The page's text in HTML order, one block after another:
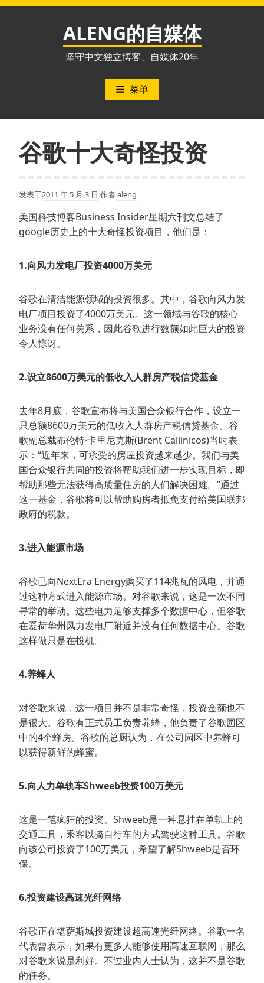
跳
ALENG的自媒体
坚守中文独立博客、自媒体20年
菜单
谷歌十大奇怪投资
发表于2011 年 5 月 3 日 作者aleng
美国科技博客Business Insider星期六刊文总结了
google历史上的十大奇怪投资项目，他们是：
1.向风力发电厂投资4000万美元
谷歌在清洁能源领域的投资很多。其中，谷歌向风力发
电厂项目投资了4000万美元。这一领域与谷歌的核心
业务没有任何关系，因此谷歌进行数额如此巨大的投资
令人惊讶。
2.设立8600万美元的低收入人群房产税信贷基金
去年8月底，谷歌宣布将与美国合众银行合作，设立一
只总额8600万美元的低收入人群房产税信贷基金。谷
歌副总裁布伦特·卡里尼克斯(Brent Callinicos)当时表
示：“近年来，可承受的房屋投资越来越少。我们与美
国合众银行共同的投资将帮助我们进一步实现目标，即
帮助那些无法获得高质量住房的人们解决困难。”通过
这一基金，谷歌将可以帮助购房者抵免支付给美国联邦
政府的税款。
3.进入能源市场
谷歌已向NextEra Energy购买了114兆瓦的风电，并通
过这种方式进入能源市场。对谷歌来说，这是一次不同
寻常的举动。这些电力足够支撑多个数据中心，但谷歌
在爱荷华州风力发电厂附近并没有任何数据中心。谷歌
这样做只是在投机。
4.养蜂人
对谷歌来说，这一项目并不是非常奇怪，投资金额也不
是很大。谷歌有正式员工负责养蜂，他负责了谷歌园区
中的4个蜂房。谷歌的总厨认为，在公司园区中养蜂可
以获得新鲜的蜂蜜。
5.向人力单轨车Shweeb投资100万美元
这是一笔疯狂的投资。Shweeb是一种悬挂在单轨上的
交通工具，乘客以骑自行车的方式驾驶这种工具。谷歌
向该公司投资了100万美元，希望了解Shweeb是否环
保。
6.投资建设高速光纤网络
谷歌正在堪萨斯城投资建设超高速光纤网络。谷歌一名
代表曾表示，如果有更多人能够使用高速互联网，那么
对谷歌来说是利好。不过业内人士认为，这并不是谷歌
的任务。